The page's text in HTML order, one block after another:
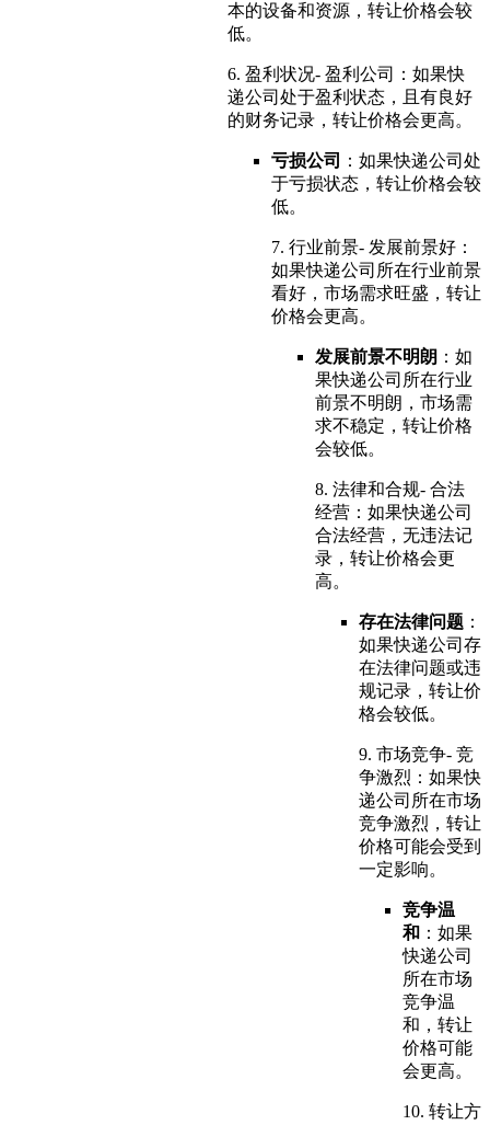
本的设备和资源，转让价格会较
低。
6. 盈利状况- 盈利公司：如果快
递公司处于盈利状态，且有良好
的财务记录，转让价格会更高。
亏损公司
：如果快递公司处
于亏损状态，转让价格会较
低。
7. 行业前景- 发展前景好：
如果快递公司所在行业前景
看好，市场需求旺盛，转让
价格会更高。
发展前景不明朗 ：如
果快递公司所在行业
前景不明朗，市场需
求不稳定，转让价格
会较低。
8. 法律和合规- 合法
经营：如果快递公司
合法经营，无违法记
录，转让价格会更
高。
存在法律问题 ：
如果快递公司存
在法律问题或违
规记录，转让价
格会较低。
9. 市场竞争- 竞
争激烈：如果快
递公司所在市场
竞争激烈，转让
价格可能会受到
一定影响。
竞争温
和 ：如果
快递公司
所在市场
竞争温
和，转让
价格可能
会更高。
10. 转让方